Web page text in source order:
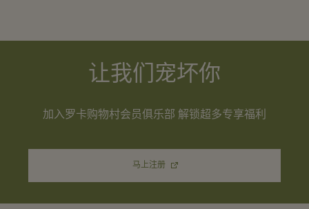
让我们宠坏你
加入罗卡购物村会员俱乐部 解锁超多专享福利
马上注册